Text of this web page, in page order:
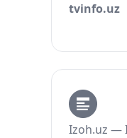
tvinfo.uz
Izoh.uz —